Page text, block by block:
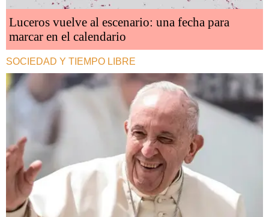
Luceros vuelve al escenario: una fecha para
marcar en el calendario
SOCIEDAD Y TIEMPO LIBRE